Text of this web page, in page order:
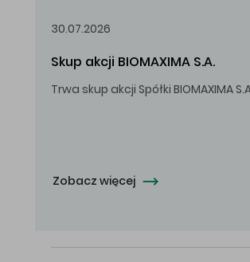
30.07.2026
Skup akcji BIOMAXIMA S.A.
Zobacz więcej